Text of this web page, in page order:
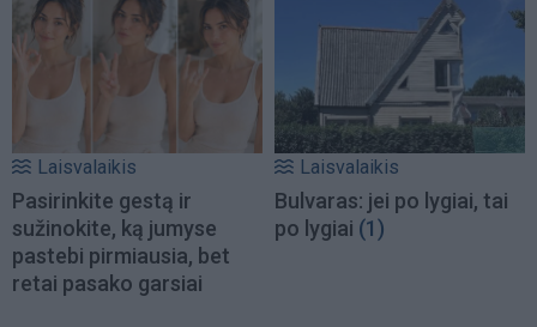
Laisvalaikis
Pasirinkite gestą ir
sužinokite, ką jumyse
pastebi pirmiausia, bet
retai pasako garsiai
Laisvalaikis
Bulvaras: jei po lygiai, tai
po lygiai (1)